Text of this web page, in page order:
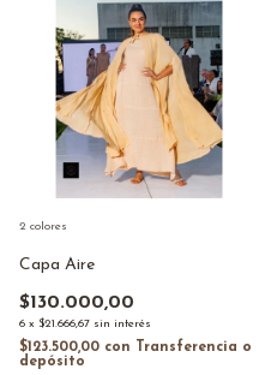
Capa Aire
$130.000,00
6 x $21.666,67 sin interés
$123.500,00 con
Transferencia o
depósito
2 colores